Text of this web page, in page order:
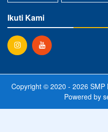
Ikuti Kami
Copyright © 2020 - 2026 SMP
Powered by